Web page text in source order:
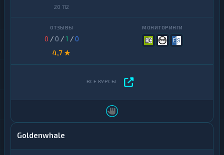
20 112
0 / 0 /1 /0
4,7 ★
Goldenwhale